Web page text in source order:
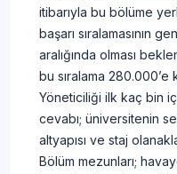
itibarıyla bu bölüme
başarı sıralamasının
aralığında olması
bu sıralama
Yöneticiliği ilk kaç bin
cevabı; üniversitenin
altyapısı ve staj
Bölüm mezunları;